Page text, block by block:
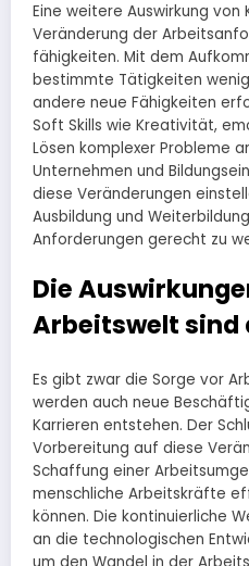
Eine weitere Auswirkung
Veränderung der
fähigkeiten. Mit dem
bestimmte Tätigkeiten
andere neue Fähigkeiten
Soft Skills wie Kreativität,
Lösen komplexer Probleme
Unternehmen und
diese Veränderungen
Ausbildung und
Anforderungen gerecht zu
Die
Arbeitswelt sind
Es gibt zwar die Sorge vor
werden auch neue
Karrieren entstehen. Der
Vorbereitung auf diese
Schaffung einer
menschliche Arbeitskräfte
können. Die kontinuierliche
an die technologischen